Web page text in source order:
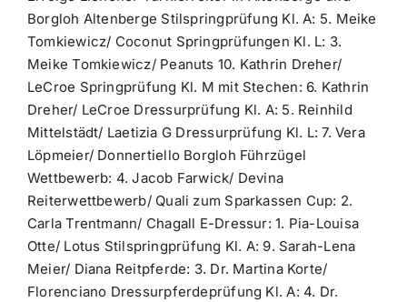
Borgloh Altenberge Stilspringprüfung Kl. A: 5. Meike
Tomkiewicz/ Coconut Springprüfungen Kl. L: 3.
Meike Tomkiewicz/ Peanuts 10. Kathrin Dreher/
LeCroe Springprüfung Kl. M mit Stechen: 6. Kathrin
Dreher/ LeCroe Dressurprüfung Kl. A: 5. Reinhild
Mittelstädt/ Laetizia G Dressurprüfung Kl. L: 7. Vera
Löpmeier/ Donnertiello Borgloh Führzügel
Wettbewerb: 4. Jacob Farwick/ Devina
Reiterwettbewerb/ Quali zum Sparkassen Cup: 2.
Carla Trentmann/ Chagall E-Dressur: 1. Pia-Louisa
Otte/ Lotus Stilspringprüfung Kl. A: 9. Sarah-Lena
Meier/ Diana Reitpferde: 3. Dr. Martina Korte/
Florenciano Dressurpferdeprüfung Kl. A: 4. Dr.